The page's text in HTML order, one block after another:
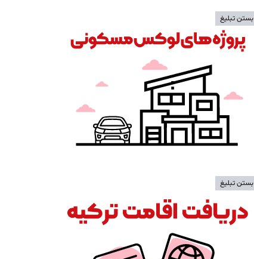
بستن تبلیغ
بستن تبلیغ